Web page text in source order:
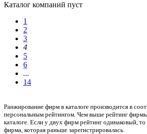
Каталог компаний пуст
1
2
3
4
5
6
...
14
Ранжирование фирм в каталоге производится в
персональным рейтингом. Чем выше рейтинг
каталоге. Если у двух фирм рейтинг одинаковый,
фирма, которая раньше зарегистрировалась.